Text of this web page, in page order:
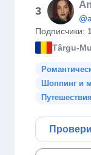
3
Подписчики:
Târgu-
Шоппинг и
Путешествия